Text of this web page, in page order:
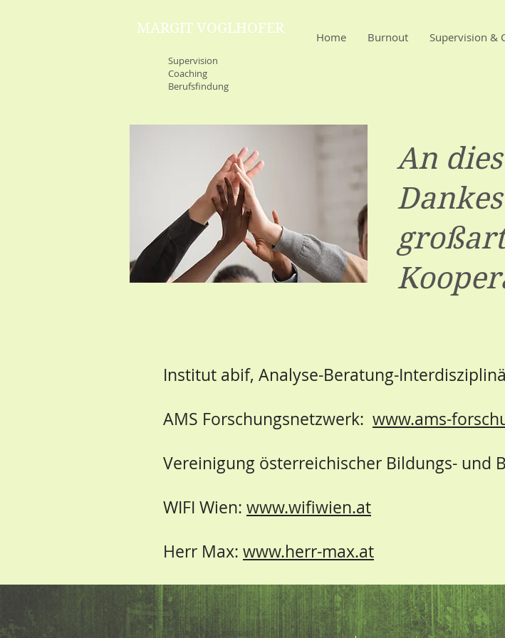
MARGIT VOGLHOFER
Supervision
Coaching
Berufsfindung
Home Burnout Supervision &
An
Institut abif, Analyse-Beratung-
AMS Forschungsnetzwerk: www.ams-
Vereinigung österreichischer Bildungs- und
WIFI Wien: www.wifiwien.at
Herr Max: www.herr-max.at